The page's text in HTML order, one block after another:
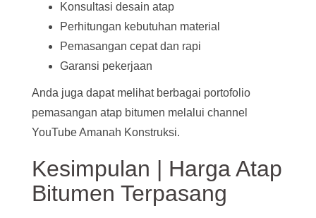
Konsultasi desain atap
Perhitungan kebutuhan material
Pemasangan cepat dan rapi
Garansi pekerjaan
Anda juga dapat melihat berbagai portofolio
pemasangan atap bitumen melalui channel
YouTube Amanah Konstruksi.
Kesimpulan | Harga Atap
Bitumen Terpasang